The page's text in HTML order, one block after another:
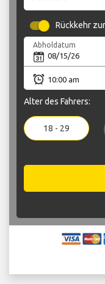
Rückkehr
Abholdatum
Alter des Fahrers:
18 - 29